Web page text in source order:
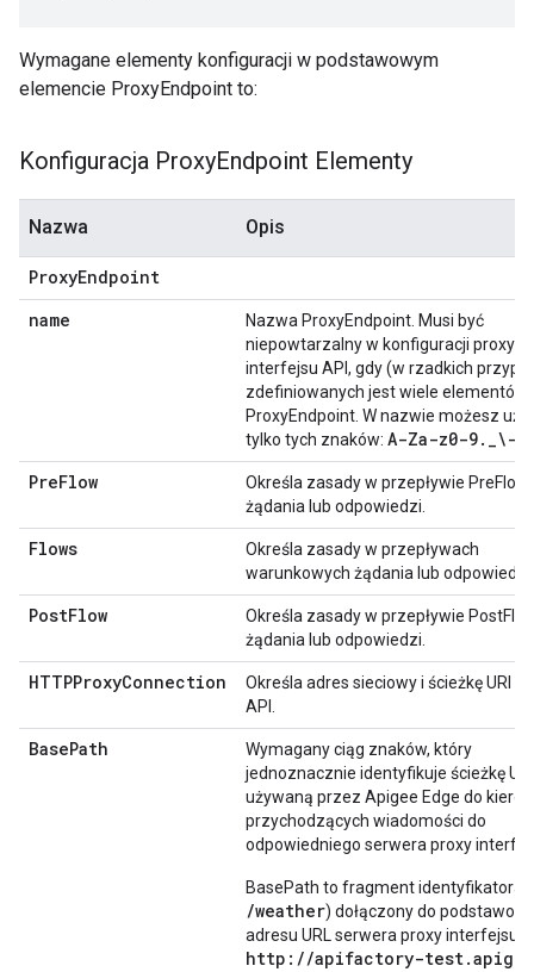
Wymagane elementy konfiguracji w podstawowym
elemencie ProxyEndpoint to:
Konfiguracja ProxyEndpoint Elementy
Nazwa Opis
ProxyEndpoint
name
Nazwa ProxyEndpoint. Musi być
niepowtarzalny w konfiguracji proxy
interfejsu API, gdy (w rzadkich
zdefiniowanych jest wiele elementów
ProxyEndpoint. W nazwie możesz
tylko tych znaków: A-Za-z0-9. _\-$
PreFlow
Określa zasady w przepływie PreFlow
żądania lub odpowiedzi.
Flows
Określa zasady w przepływach
warunkowych żądania lub odpowiedzi.
PostFlow
Określa zasady w przepływie
żądania lub odpowiedzi.
HTTPProxyConnection
Określa adres sieciowy i ścieżkę URI
API.
BasePath
Wymagany ciąg znaków, który
jednoznacznie identyfikuje ścieżkę URI
używaną przez Apigee Edge do
przychodzących wiadomości do
odpowiedniego serwera proxy
BasePath to fragment identyfikatora
/weather) dołączony do
adresu URL serwera proxy interfejsu
http://apifactory-